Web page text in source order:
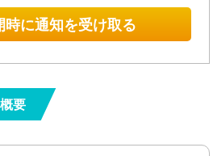
に通知を受け取る
要